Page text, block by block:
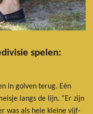
spelen:
in golven terug. Eén
langs de lijn. “Er zijn
was als hele kleine vijf-